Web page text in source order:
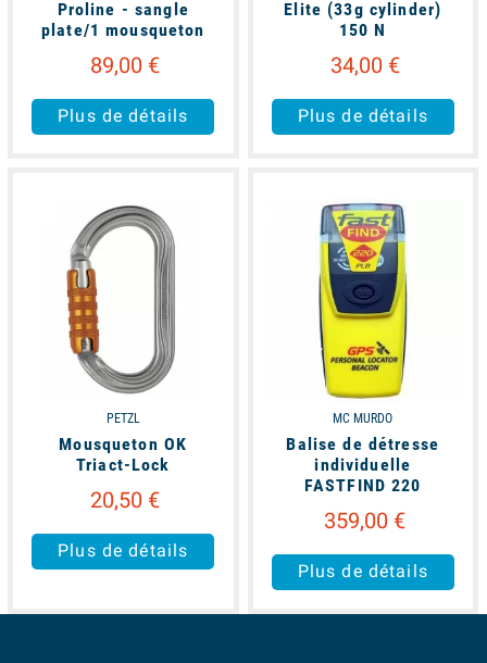
Proline - sangle
plate/1 mousqueton
89,00 €
Plus de détails
Elite (33g cylinder)
150 N
34,00 €
Plus de détails
PETZL
Mousqueton OK
Triact-Lock
20,50 €
Plus de détails
MC MURDO
Balise de détresse
individuelle
FASTFIND 220
359,00 €
Plus de détails